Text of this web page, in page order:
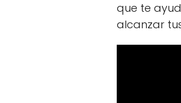
que te
alcanzar